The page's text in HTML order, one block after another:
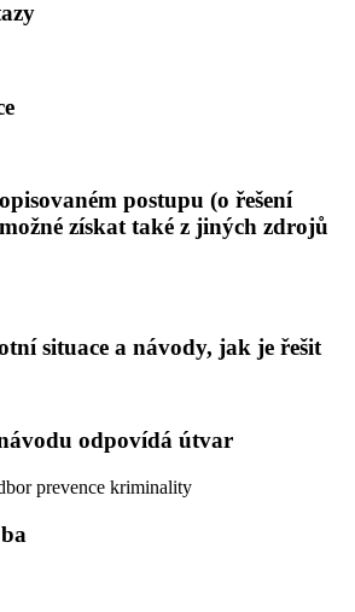
postupu (o řešení
získat také z jiných zdrojů
situace a návody, jak je řešit
odpovídá útvar
prevence kriminality